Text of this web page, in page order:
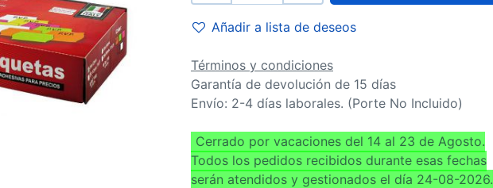
Añadir a lista de deseos
Términos y condiciones
Garantía de devolución de 15 días
Envío: 2-4 días laborales. (Porte No Incluido)
Cerrado por vacaciones del 14 al 23 de Agosto.
Todos los pedidos recibidos durante esas fechas
serán atendidos y gestionados el día 24-08-2026.